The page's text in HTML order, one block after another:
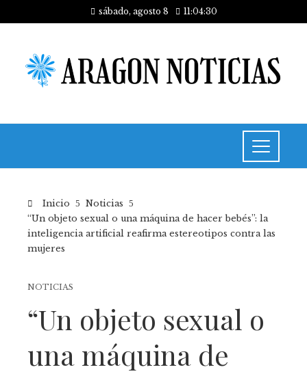
sábado, agosto 8 11:04:31
Inicio
Noticias
“Un objeto sexual o una máquina de hacer bebés”: la
inteligencia artificial reafirma estereotipos contra las
mujeres
NOTICIAS
“Un objeto sexual o
una máquina de